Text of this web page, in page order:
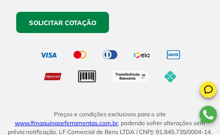
SOLICITAR COTAÇÃO
Preços e condições exclusivos para o site
www.lfmaquinaseferramentas.com.br, podendo sofrer alterações sem
prévia notificação. LF Comercial de Bens LTDA / CNPJ: 91.845.735/0004-14.